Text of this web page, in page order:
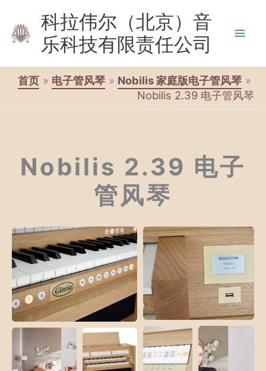
科拉伟尔（北京）音
乐科技有限责任公司
首页 电子管风琴
Nobilis 家庭版电子管风琴
Nobilis 2.39 电子管风琴
Nobilis 2.39 电子
管风琴